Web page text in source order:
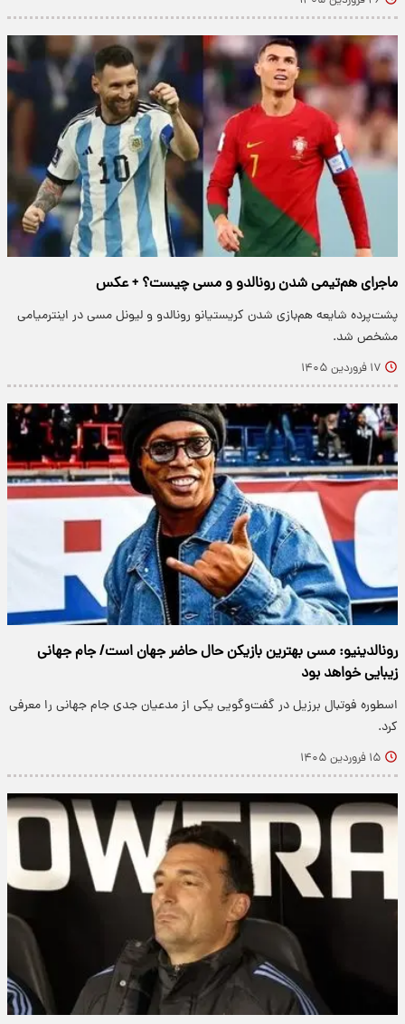
ماجرای هم‌تیمی شدن رونالدو و مسی چیست؟ + عکس
پشت‌پرده شایعه هم‌بازی شدن کریستیانو رونالدو و لیونل مسی در اینترمیامی
مشخص شد.
۱۷ فروردین ۱۴۰۵
رونالدینیو: مسی بهترین بازیکن حال حاضر جهان است/ جام جهانی
زیبایی خواهد بود
اسطوره فوتبال برزیل در گفت‌وگویی یکی از مدعیان جدی جام جهانی را معرفی
کرد.
۱۵ فروردین ۱۴۰۵